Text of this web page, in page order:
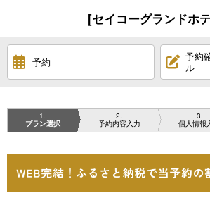
[セイコーグランドホ
予約
予約
ル
1
プラン選択
2
予約内容入力
3
個人情報